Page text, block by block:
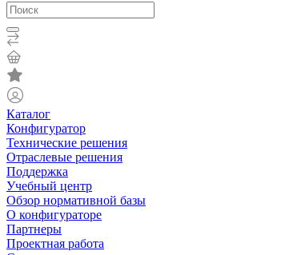
Каталог
Конфигуратор
Технические решения
Отраслевые решения
Поддержка
Учебный центр
Обзор нормативной базы
О конфигураторе
Партнеры
Проектная работа